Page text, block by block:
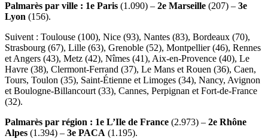
Palmarès par ville : 1e Paris (1.090) – 2e Marseille (207) – 3e
Lyon (156).
Suivent : Toulouse (100), Nice (93), Nantes (83), Bordeaux (70),
Strasbourg (67), Lille (63), Grenoble (52), Montpellier (46), Rennes
et Angers (43), Metz (42), Nîmes (41), Aix-en-Provence (40), Le
Havre (38), Clermont-Ferrand (37), Le Mans et Rouen (36), Caen,
Tours, Toulon (35), Saint-Étienne et Limoges (34), Nancy, Avignon
et Boulogne-Billancourt (33), Cannes, Perpignan et Fort-de-France
(32).
Palmarès par région : 1e L’Ile de France (2.973) – 2e Rhône
Alpes (1.394) – 3e PACA (1.195).